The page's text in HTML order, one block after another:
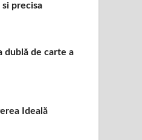
precisa
dublă de carte a
Ideală